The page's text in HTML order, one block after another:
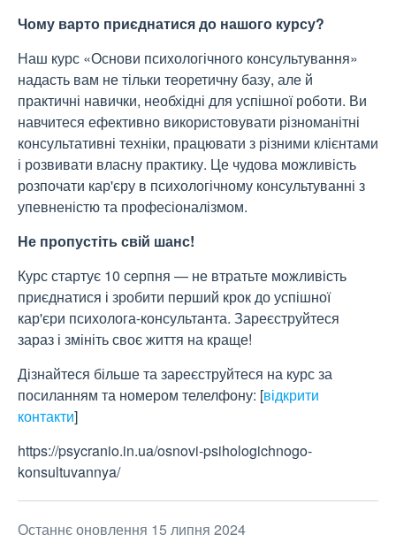
Чому варто приєднатися до нашого курсу?
Наш курс «Основи психологічного консультування»
надасть вам не тільки теоретичну базу, але й
практичні навички, необхідні для успішної роботи. Ви
навчитеся ефективно використовувати різноманітні
консультативні техніки, працювати з різними клієнтами
і розвивати власну практику. Це чудова можливість
розпочати кар'єру в психологічному консультуванні з
упевненістю та професіоналізмом.
Не пропустіть свій шанс!
Курс стартує 10 серпня — не втратьте можливість
приєднатися і зробити перший крок до успішної
кар'єри психолога-консультанта. Зареєструйтеся
зараз і змініть своє життя на краще!
Дізнайтеся більше та зареєструйтеся на курс за
посиланням та номером телелфону: [відкрити
контакти]
https://psycranio.in.ua/osnovi-psihologichnogo-
konsultuvannya/
Останнє оновлення 15 липня 2024